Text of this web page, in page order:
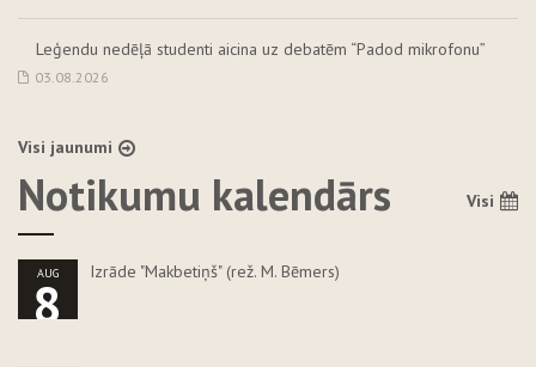
Leģendu nedēļā studenti aicina uz debatēm “Padod mikrofonu”
03.08.2026
Visi jaunumi
Notikumu kalendārs Visi
AUG
8 Izrāde "Makbetiņš" (rež. M. Bēmers)